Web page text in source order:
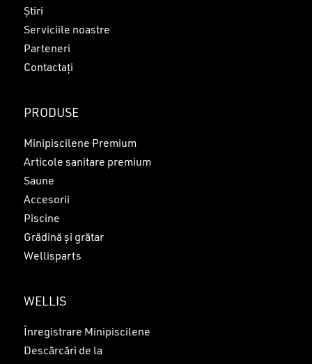
Știri
Serviciile noastre
Parteneri
Contactați
PRODUSE
Minipiscilene Premium
Articole sanitare premium
Saune
Accesorii
Piscine
Grădină și grătar
Wellisparts
WELLIS
Înregistrare Minipiscilene
Descărcări de la